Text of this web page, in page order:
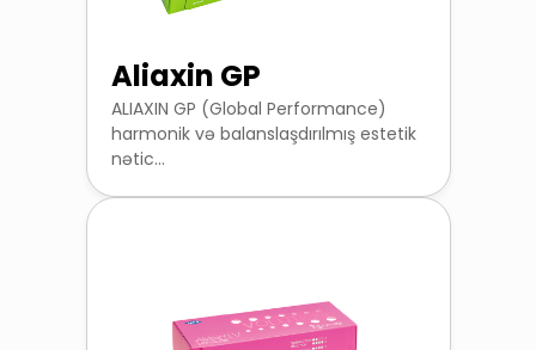
Aliaxin GP
ALIAXIN GP (Global Performance)
harmonik və balanslaşdırılmış estetik
nətic...